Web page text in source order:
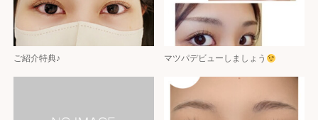
ご紹介特典♪ マツパデビューしましょう